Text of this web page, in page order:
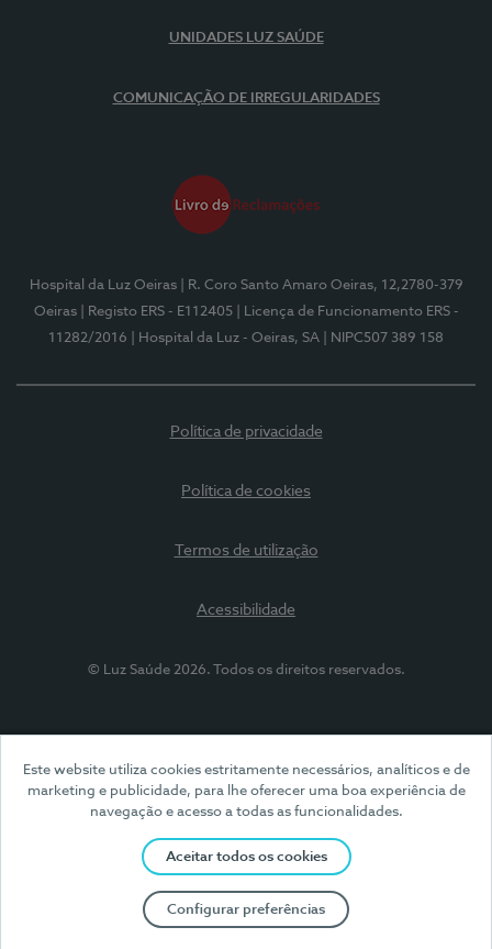
Este website utiliza cookies estritamente necessários, analíticos e de
marketing e publicidade, para lhe oferecer uma boa experiência de
navegação e acesso a todas as funcionalidades.
Aceitar todos os cookies
Configurar preferências
UNIDADES LUZ SAÚDE
COMUNICAÇÃO DE IRREGULARIDADES
Hospital da Luz Oeiras
| R. Coro Santo Amaro Oeiras, 12,2780-379
Oeiras
| Registo ERS - E112405
| Licença de Funcionamento ERS -
11282/2016
| Hospital da Luz - Oeiras, SA | NIPC507 389 158
Política de privacidade
Política de cookies
Termos de utilização
Acessibilidade
© Luz Saúde 2026. Todos os direitos reservados.